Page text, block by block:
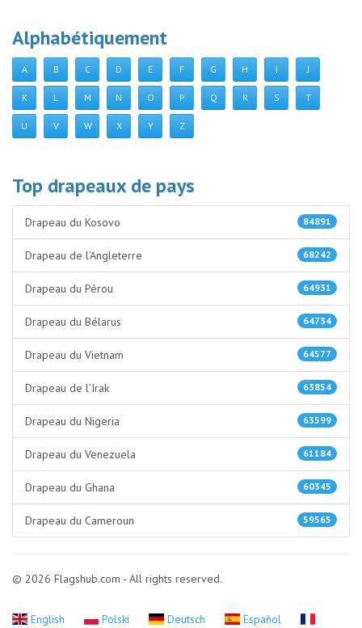
Alphabétiquement
A B C D E F G H I J
K L M N O P Q R S T
U V W X Y Z
Top drapeaux de pays
84891
Drapeau du Kosovo
68242
Drapeau de l’Angleterre
64931
Drapeau du Pérou
64734
Drapeau du Bélarus
64577
Drapeau du Vietnam
63854
Drapeau de l’Irak
63599
Drapeau du Nigeria
61184
Drapeau du Venezuela
60345
Drapeau du Ghana
59565
Drapeau du Cameroun
© 2026 Flagshub.com - All rights reserved.
English Polski Deutsch Español